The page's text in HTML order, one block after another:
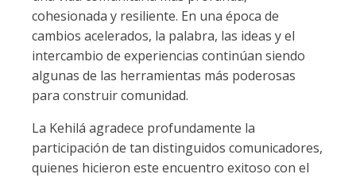
cohesionada y resiliente. En una época de
cambios acelerados, la palabra, las ideas y el
intercambio de experiencias continúan siendo
algunas de las herramientas más poderosas
para construir comunidad.
La Kehilá agradece profundamente la
participación de tan distinguidos comunicadores,
quienes hicieron este encuentro exitoso con el